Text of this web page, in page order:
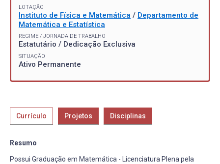
LOTAÇÃO
Instituto de Física e Matemática / Departamento de
Matemática e Estatística
REGIME / JORNADA DE TRABALHO
Estatutário / Dedicação Exclusiva
SITUAÇÃO
Ativo Permanente
Currículo Projetos Disciplinas
Resumo
Possui Graduação em Matemática - Licenciatura Plena pela